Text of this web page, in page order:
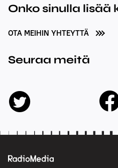
Onko sinulla lisää
OTA MEIHIN YHTEYTTÄ
Seuraa meitä
twitter